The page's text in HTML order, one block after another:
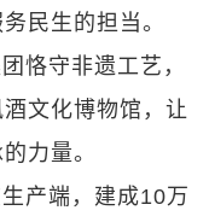
民生的担当。
恪守非遗工艺，
文化博物馆，让
力量。
产端，建成10万